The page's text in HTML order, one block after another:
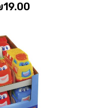
19.00